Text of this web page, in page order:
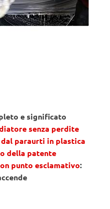
e significato
senza perdite
paraurti in plastica
della patente
punto esclamativo: